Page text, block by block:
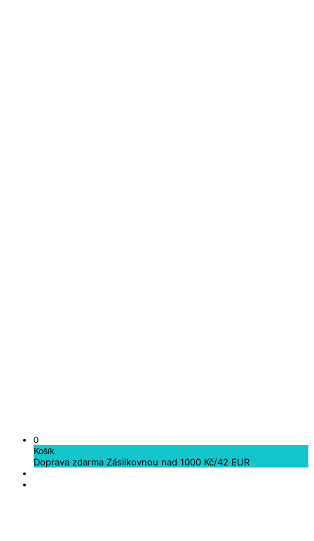
0
Košík
Doprava zdarma Zásilkovnou nad 1000 Kč/42 EUR